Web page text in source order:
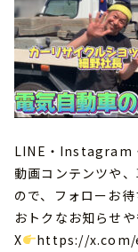
LINE・Instagram
動画コンテンツや
ので、フォローお待
おトクなお知らせ
X
https://